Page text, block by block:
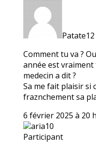
Patate12
Comment tu va ?
année est vraiment
medecin a dit ?
Sa me fait plaisir si
fraznchement sa
6 février 2025 à 20
aria10
Participant